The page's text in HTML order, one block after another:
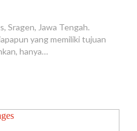
Sragen, Jawa Tengah.
yang memiliki tujuan
hanya…